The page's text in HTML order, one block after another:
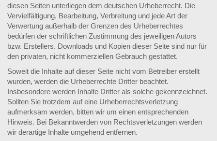
diesen Seiten unterliegen dem deutschen Urheberrecht. Die
Vervielfältigung, Bearbeitung, Verbreitung und jede Art der
Verwertung außerhalb der Grenzen des Urheberrechtes
bedürfen der schriftlichen Zustimmung des jeweiligen Autors
bzw. Erstellers. Downloads und Kopien dieser Seite sind nur für
den privaten, nicht kommerziellen Gebrauch gestattet.
Soweit die Inhalte auf dieser Seite nicht vom Betreiber erstellt
wurden, werden die Urheberrechte Dritter beachtet.
Insbesondere werden Inhalte Dritter als solche gekennzeichnet.
Sollten Sie trotzdem auf eine Urheberrechtsverletzung
aufmerksam werden, bitten wir um einen entsprechenden
Hinweis. Bei Bekanntwerden von Rechtsverletzungen werden
wir derartige Inhalte umgehend entfernen.